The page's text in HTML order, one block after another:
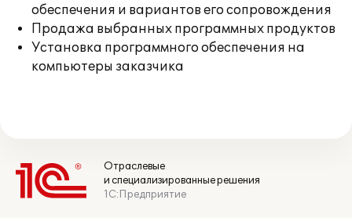
обеспечения и вариантов его сопровождения
Продажа выбранных программных продуктов
Установка программного обеспечения на
компьютеры заказчика
Отраслевые
и специализированные решения
1С:Предприятие